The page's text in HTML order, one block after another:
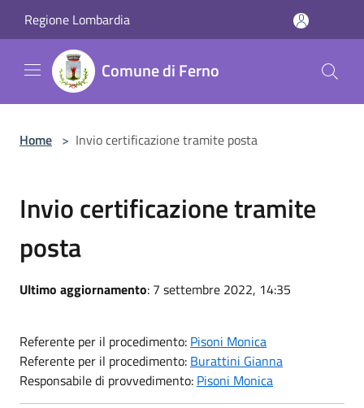
Regione Lombardia
Comune di Ferno
Home > Invio certificazione tramite posta
Invio certificazione tramite
posta
Ultimo aggiornamento: 7 settembre 2022, 14:35
Referente per il procedimento: Pisoni Monica
Referente per il procedimento: Burattini Gianna
Responsabile di provvedimento: Pisoni Monica